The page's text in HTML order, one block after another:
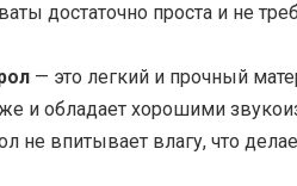
достаточно проста и не
— это легкий и прочный
и обладает хорошими
не впитывает влагу, что